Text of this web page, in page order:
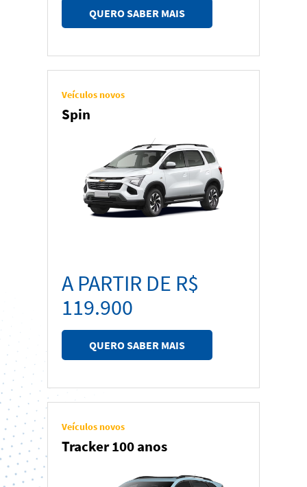
QUERO SABER MAIS
Veículos novos
Spin
A PARTIR DE R$
119.900
QUERO SABER MAIS
Veículos novos
Tracker 100 anos